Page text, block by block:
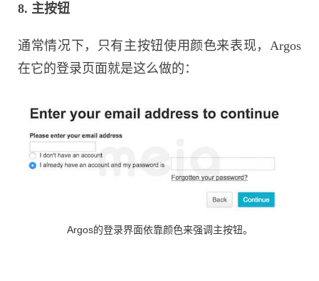
8. 主按钮
通常情况下，只有主按钮使用颜色来表现，Argos
在它的登录页面就是这么做的：
Argos的登录界面依靠颜色来强调主按钮。